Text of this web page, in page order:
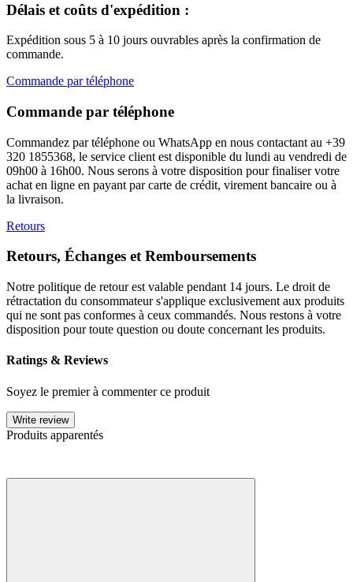
Délais et coûts d'expédition :
Expédition sous 5 à 10 jours ouvrables après la confirmation de
commande.
Commande par téléphone
Commande par téléphone
Commandez par téléphone ou WhatsApp en nous contactant au +39
320 1855368, le service client est disponible du lundi au vendredi de
09h00 à 16h00. Nous serons à votre disposition pour finaliser votre
achat en ligne en payant par carte de crédit, virement bancaire ou à
la livraison.
Retours
Retours, Échanges et Remboursements
Notre politique de retour est valable pendant 14 jours. Le droit de
rétractation du consommateur s'applique exclusivement aux produits
qui ne sont pas conformes à ceux commandés. Nous restons à votre
disposition pour toute question ou doute concernant les produits.
Ratings & Reviews
Soyez le premier à commenter ce produit
Write review
Produits apparentés